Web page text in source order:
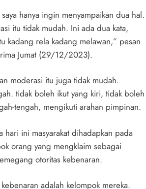
hanya ingin menyampaikan dua hal.
itu tidak mudah. Ini ada dua kata,
kadang rela kadang melawan,” pesan
Jumat (29/12/2023).
moderasi itu juga tidak mudah.
tidak boleh ikut yang kiri, tidak boleh
tengah, mengikuti arahan pimpinan.
ini masyarakat dihadapkan pada
orang yang mengklaim sebagai
otoritas kebenaran.
adalah kelompok mereka.